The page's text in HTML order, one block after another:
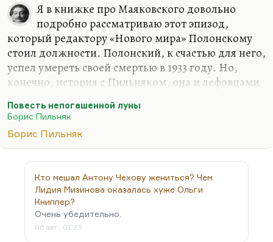
Я в книжке про Маяковского довольно
подробно рассматриваю этот эпизод,
который редактору «Нового мира» Полонскому
стоил должности. Полонский, к счастью для него,
успел умереть своей смертью в 1933 году. Но,
конечно, история с Пильняком, она и лефовцами
вообще это была не очень красивая история.
Во-первых, тогда ещё границы фронды не были
определены, всё было зыбко, это 1926 год. Во-
вторых, понимаете, какая штука? Пильняк — он
же человек, который очень во многом зависит от
мнения интеллигентного читателя, и фронда для
него — очень важный способ достижения успеха.
Для Пильняка вообще важно успеть первым. Вот
такая у него была немножко…
Повесть непогашенной луны
Борис Пильняк
Борис Пильняк
Кто мешал Антону Чехову жениться? Чем
Лидия Мизинова оказалась хуже Ольги
Книппер?
Очень убедительно.
06 авг., 01:23